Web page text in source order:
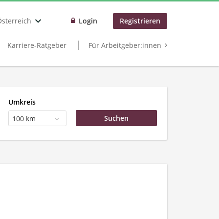
Login Registrieren
Karriere-Ratgeber Für Arbeitgeber:innen
Umkreis
100 km